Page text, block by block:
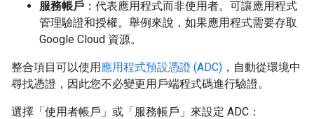
服務帳戶 ：代表應用程式而非使用者。可讓應用程式
管理驗證和授權。舉例來說，如果應用程式需要存取
Google Cloud 資源。
整合項目可以使用應用程式預設憑證 (ADC) ，自動從環境中
尋找憑證，因此您不必變更用戶端程式碼進行驗證。
選擇「使用者帳戶」 或「服務帳戶」 來設定 ADC：